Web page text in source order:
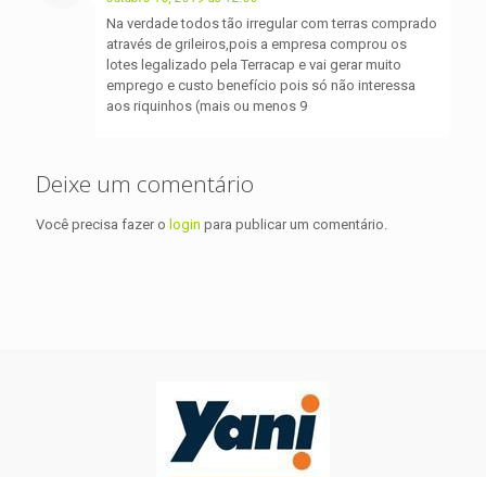
Na verdade todos tão irregular com terras comprado
através de grileiros,pois a empresa comprou os
lotes legalizado pela Terracap e vai gerar muito
emprego e custo benefício pois só não interessa
aos riquinhos (mais ou menos 9
Deixe um comentário
Você precisa fazer o login para publicar um comentário.